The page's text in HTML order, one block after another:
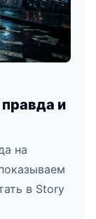
правда и
на
в Story